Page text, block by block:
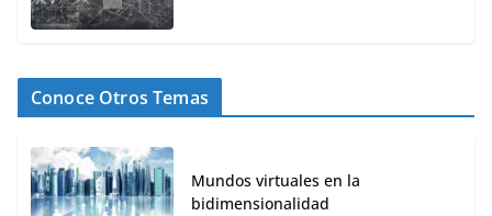
Conoce Otros Temas
Mundos virtuales en la
bidimensionalidad